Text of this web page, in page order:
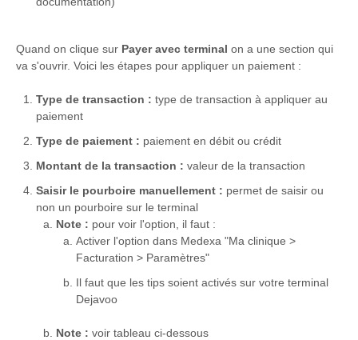
Quand on clique sur Payer avec terminal on a une section qui
va s'ouvrir. Voici les étapes pour appliquer un paiement :
Type de transaction : type de transaction à appliquer au
paiement
Type de paiement : paiement en débit ou crédit
Montant de la transaction : valeur de la transaction
Saisir le pourboire manuellement : permet de saisir ou
non un pourboire sur le terminal
Note : pour voir l'option, il faut :
Activer l'option dans Medexa "Ma clinique >
Facturation > Paramètres"
Il faut que les tips soient activés sur votre terminal
Dejavoo
Note : voir tableau ci-dessous